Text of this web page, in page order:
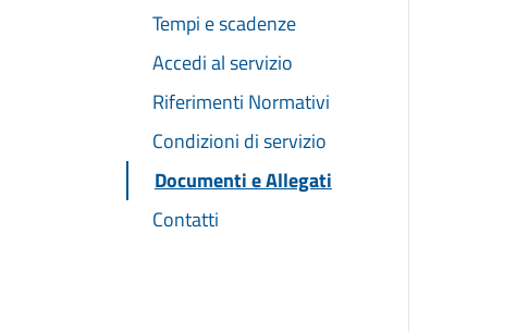
Tempi e scadenze
Accedi al servizio
Riferimenti Normativi
Condizioni di servizio
Documenti e Allegati
Contatti